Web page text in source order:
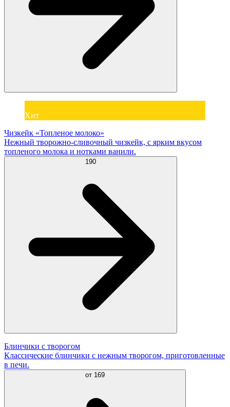
Хит
Чизкейк «Топленое молоко»
Нежный творожно-сливочный чизкейк, с ярким вкусом
топленого молока и нотками ванили.
190
Блинчики с творогом
Классические блинчики с нежным творогом, приготовленные
в печи.
от 169